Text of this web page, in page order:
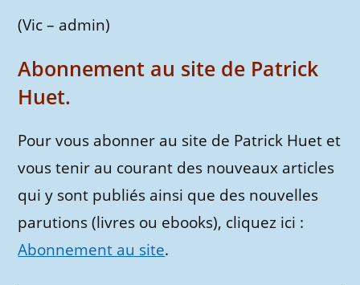
(Vic – admin)
Abonnement au site de Patrick
Huet.
Pour vous abonner au site de Patrick Huet et
vous tenir au courant des nouveaux articles
qui y sont publiés ainsi que des nouvelles
parutions (livres ou ebooks), cliquez ici :
Abonnement au site.